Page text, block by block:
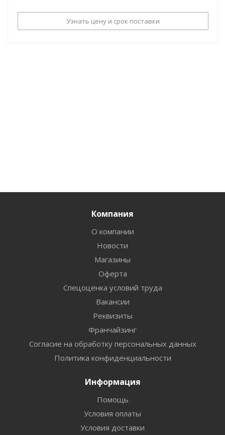
Узнать цену и срок поставки
Компания
О компании
Новости
Магазины
Оферта
Спецоценка условий труда
Вакансии
Реквизиты
Франчайзинг
Согласие на обработку персональных данных
Политика конфиденциальности
Информация
Помощь
Условия оплаты
Условия доставки